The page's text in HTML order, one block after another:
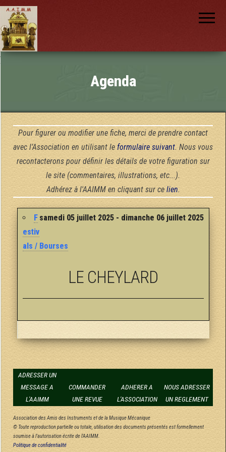
Musique
Agenda
Pour figurer ou modifier une fiche, merci de prendre contact
avec l’Association en utilisant le formulaire suivant. Nous vous
recontacterons pour définir les détails de votre figuration sur
le site (commentaires, illustrations, etc...).
Adhérez à l'AAIMM en cliquant sur ce lien.
samedi 05 juillet 2025 - dimanche 06 juillet 2025
F
estiv
als / Bourses
LE CHEYLARD
ADRESSER UN
MESSAGE A
L'AAIMM
COMMANDER
UNE REVUE
ADHERER A
L'ASSOCIATION
NOUS ADRESSER
UN REGLEMENT
Association des Amis des Instruments et de la Musique Mécanique
© Toute reproduction partielle ou totale, utilisation des documents présentés est formellement
soumise à l'autorisation écrite de l'AAIMM.
Politique de confidentialité